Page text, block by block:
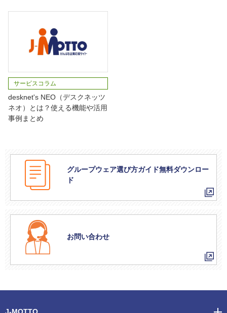
サービスコラム
desknet's NEO（デスクネッツ
ネオ）とは？使える機能や活用
事例まとめ
グループウェア選び方ガイド無料ダウンロー
ド
お問い合わせ